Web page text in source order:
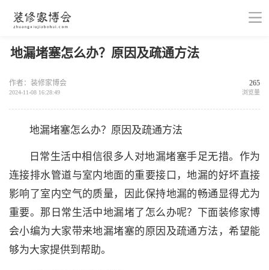
地漏堵塞怎么办？原因及疏通方法
作者：装修家博会
2024-11-08 16:28:49
265
浏览量
地漏堵塞怎么办？原因及疏通方法
日常生活中相信很多人对地漏堵塞手足无措。作为
连接排水管道与室内地面的重要接口，地漏的好坏直接
影响了室内空气的质量，因此保持地漏的畅通显得尤为
重要。那日常生活中地漏堵了怎么办呢？下面装修家博
会小编为大家带来地漏堵塞的原因及疏通方法，希望能
够为大家提供到帮助。